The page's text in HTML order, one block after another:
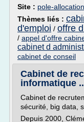
Site : pole-
Thèmes liés :
d'emploi / offre
/ appel d'offre
cabinet d
cabinet de conseil
Cabinet de
informatique
Cabinet de
sécurité, big data,
Depuis 2000,